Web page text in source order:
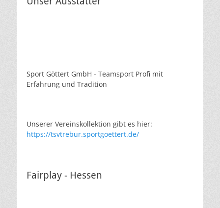
Sport Göttert GmbH - Teamsport Profi mit
Erfahrung und Tradition
Unserer Vereinskollektion gibt es hier:
https://tsvtrebur.sportgoettert.de/
Fairplay - Hessen